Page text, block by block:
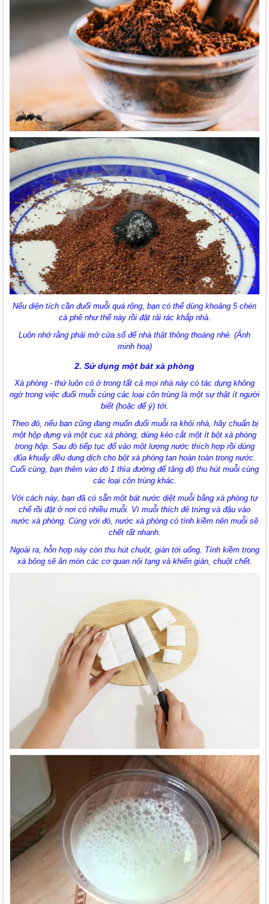
Nếu diện tích cần đuổi muỗi quá rộng, bạn có thể dùng khoảng 5 chén
cà phê như thế này rồi đặt rải rác khắp nhà.
Luôn nhớ rằng phải mở cửa sổ để nhà thật thông thoáng nhé. (Ảnh
minh hoạ)
2. Sử dụng một bát xà phòng
Xà phòng - thứ luôn có ở trong tất cả mọi nhà này có tác dụng không
ngờ trong việc đuổi muỗi cùng các loại côn trùng là một sự thật ít người
biết (hoặc để ý) tới.
Theo đó, nếu bạn cũng đang muốn đuổi muỗi ra khỏi nhà, hãy chuẩn bị
một hộp đựng và một cục xà phòng, dùng kéo cắt một ít bột xà phòng
trong hộp. Sau đó tiếp tục đổ vào một lượng nước thích hợp rồi dùng
đũa khuấy đều dung dịch cho bột xà phòng tan hoàn toàn trong nước.
Cuối cùng, bạn thêm vào đó 1 thìa đường để tăng độ thu hút muỗi cùng
các loại côn trùng khác.
Với cách này, bạn đã có sẵn một bát nước diệt muỗi bằng xà phòng tự
chế rồi đặt ở nơi có nhiều muỗi. Vì muỗi thích đẻ trứng và đậu vào
nước xà phòng. Cùng với đó, nước xà phòng có tính kiềm nên muỗi sẽ
chết rất nhanh.
Ngoài ra, hỗn hợp này còn thu hút chuột, gián tới uống. Tính kiềm trong
xà bông sẽ ăn mòn các cơ quan nội tạng và khiến gián, chuột chết.